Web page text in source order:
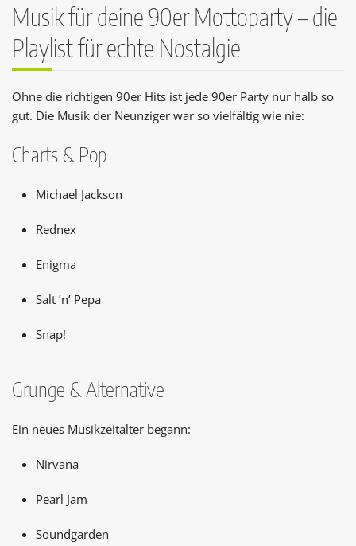
Musik für deine 90er Mottoparty – die
Playlist für echte Nostalgie
Ohne die richtigen 90er Hits ist jede 90er Party nur halb so
gut. Die Musik der Neunziger war so vielfältig wie nie:
Charts & Pop
Michael Jackson
Rednex
Enigma
Salt ’n’ Pepa
Snap!
Grunge & Alternative
Ein neues Musikzeitalter begann:
Nirvana
Pearl Jam
Soundgarden